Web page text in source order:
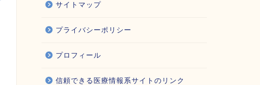
サイトマップ
プライバシーポリシー
プロフィール
信頼できる医療情報系サイトのリンク